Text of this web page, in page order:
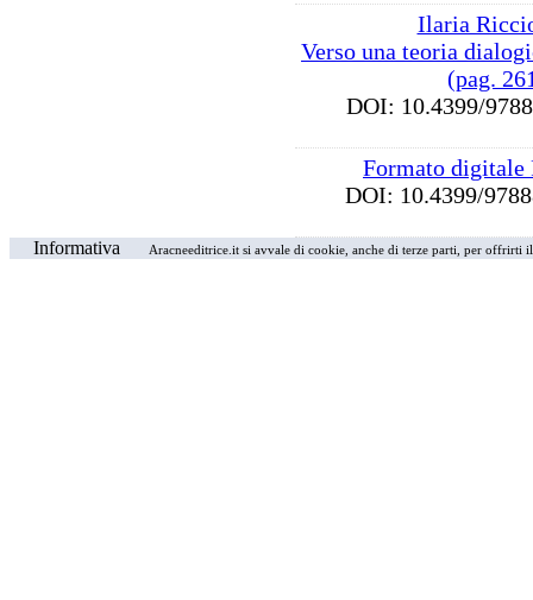
Ilaria
Verso una teoria
(pag.
DOI: 10.4399/
Formato digitale
DOI: 10.4399/
Informativa Aracneeditrice.it si avvale di cookie, anche di terze parti, per